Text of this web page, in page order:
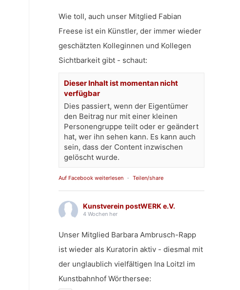
Wie toll, auch unser Mitglied Fabian
Freese ist ein Künstler, der immer wieder
geschätzten Kolleginnen und Kollegen
Sichtbarkeit gibt - schaut:
Dieser Inhalt ist momentan nicht
verfügbar
Dies passiert, wenn der Eigentümer
den Beitrag nur mit einer kleinen
Personengruppe teilt oder er geändert
hat, wer ihn sehen kann. Es kann auch
sein, dass der Content inzwischen
gelöscht wurde.
Auf Facebook weiterlesen · Teilen/share
Kunstverein postWERK e.V.
4 Wochen her
Unser Mitglied Barbara Ambrusch-Rapp
ist wieder als Kuratorin aktiv - diesmal mit
der unglaublich vielfältigen Ina Loitzl im
Kunstbahnhof Wörthersee: